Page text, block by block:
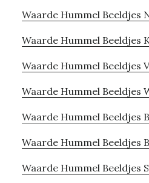
Waarde Hummel Beeldjes
Waarde Hummel Beeldjes
Waarde Hummel Beeldjes
Waarde Hummel Beeldjes
Waarde Hummel Beeldjes
Waarde Hummel Beeldjes
Waarde Hummel Beeldjes